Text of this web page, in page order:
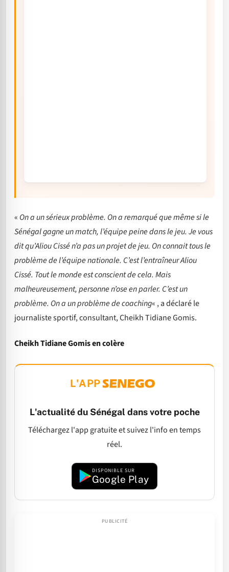
« On a un sérieux problème. On a remarqué que même si le
Sénégal gagne un match, l’équipe peine dans le jeu. Je vous
dit qu’Aliou Cissé n’a pas un projet de jeu. On connait tous le
problème de l’équipe nationale. C’est l’entraîneur Aliou
Cissé. Tout le monde est conscient de cela. Mais
malheureusement, personne n’ose en parler. C’est un
problème. On a un problème de coaching« , a déclaré le
journaliste sportif, consultant, Cheikh Tidiane Gomis.
Cheikh Tidiane Gomis en colère
L'APP
L'actualité du Sénégal dans votre poche
Téléchargez l'app gratuite et suivez l'info en temps
réel.
DISPONIBLE SUR
Google Play